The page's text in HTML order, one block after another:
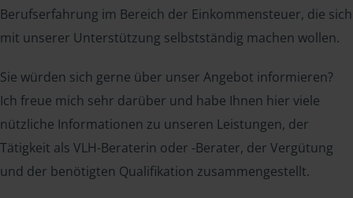
Berufserfahrung im Bereich der Einkommensteuer, die sich
mit unserer Unterstützung selbstständig machen wollen.
Sie würden sich gerne über unser Angebot informieren?
Ich freue mich sehr darüber und habe Ihnen hier viele
nützliche Informationen zu unseren Leistungen, der
Tätigkeit als VLH-Beraterin oder -Berater, der Vergütung
und der benötigten Qualifikation zusammengestellt.